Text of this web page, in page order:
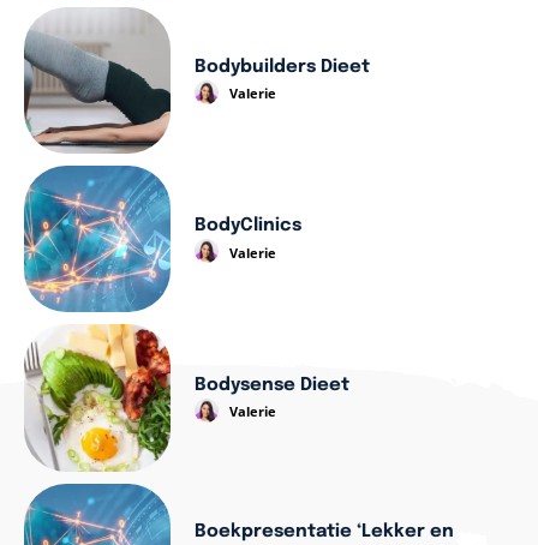
Bodybuilders Dieet
Valerie
BodyClinics
Valerie
Bodysense Dieet
Valerie
Boekpresentatie ‘Lekker en